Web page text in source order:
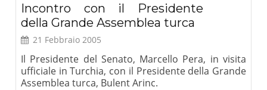
Incontro con il Presidente
della Grande Assemblea turca
21 Febbraio 2005
Il Presidente del Senato, Marcello Pera, in visita
ufficiale in Turchia, con il Presidente della Grande
Assemblea turca, Bulent Arinc.